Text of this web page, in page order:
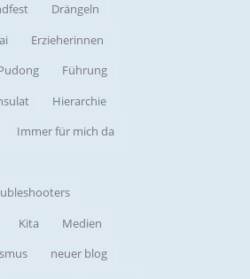
Drängeln
Erzieherinnen
Führung
Hierarchie
Immer für mich da
Kita
Medien
neuer blog